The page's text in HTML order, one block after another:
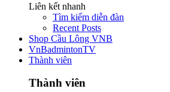
Liên kết nhanh
Tìm kiếm diễn đàn
Recent Posts
Shop Cầu Lông VNB
VnBadmintonTV
Thành viên
Thành viên